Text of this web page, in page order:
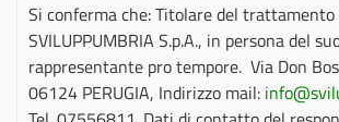
Si conferma che: Titolare del trattamento
SVILUPPUMBRIA S.p.A., in persona del
rappresentante pro tempore. Via Don
06124 PERUGIA, Indirizzo mail: